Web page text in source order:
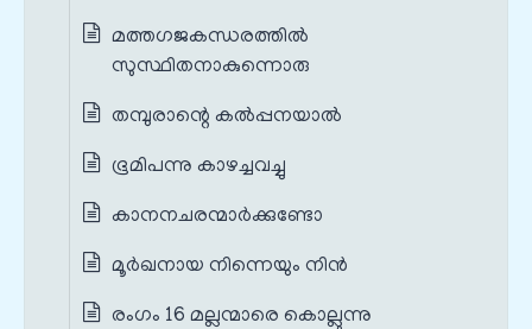
മത്തഗജകന്ധരത്തിൽ
സുസ്ഥിതനാകുന്നൊരു
തമ്പുരാന്റെ കൽപ്പനയാൽ
ഭൂമിപന്നു കാഴച്ചവച്ചു
കാനനചരന്മാർക്കുണ്ടോ
മൂർഖനായ നിന്നെയും നിൻ
രംഗം 16 മല്ലന്മാരെ കൊല്ലുന്നു